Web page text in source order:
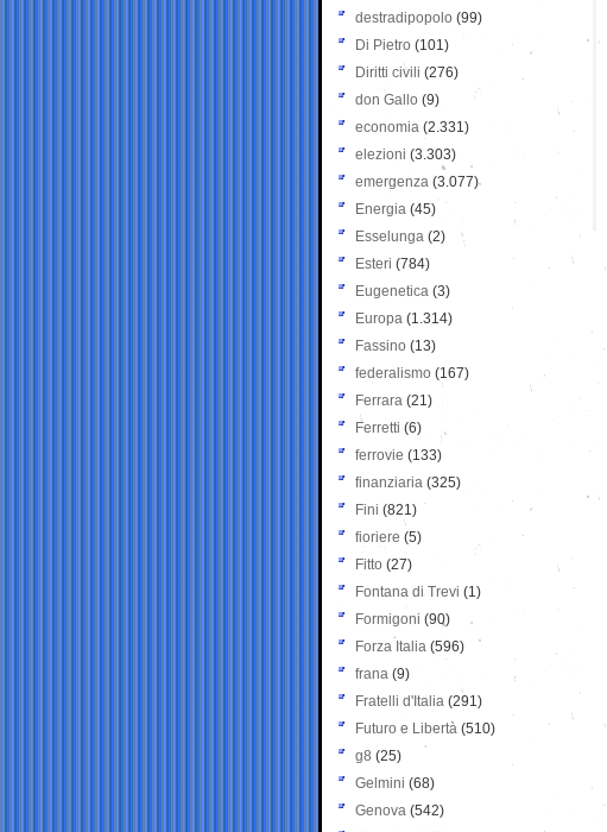
destradipopolo (99)
Di Pietro (101)
Diritti civili (276)
don Gallo (9)
economia (2.331)
elezioni (3.303)
emergenza (3.077)
Energia (45)
Esselunga (2)
Esteri (784)
Eugenetica (3)
Europa (1.314)
Fassino (13)
federalismo (167)
Ferrara (21)
Ferretti (6)
ferrovie (133)
finanziaria (325)
Fini (821)
fioriere (5)
Fitto (27)
Fontana di Trevi (1)
Formigoni (90)
Forza Italia (596)
frana (9)
Fratelli d'Italia (291)
Futuro e Libertà (510)
g8 (25)
Gelmini (68)
Genova (542)